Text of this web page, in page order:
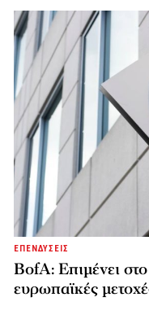
ΕΠΕΝΔΥΣΕΙΣ
BofA: Επιμένει
ευρωπαϊκές